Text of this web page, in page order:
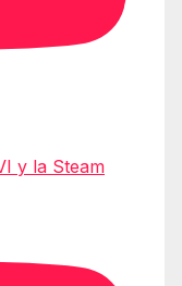
y la Steam